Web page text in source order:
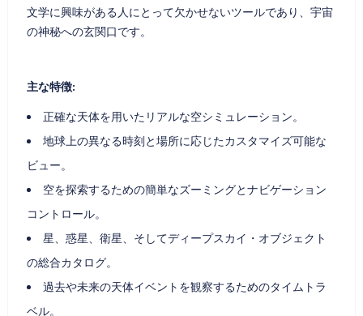
文学に興味がある人にとって欠かせないツールであり、宇宙
の神秘への玄関口です。
主な特徴:
正確な天体を用いたリアルな空シミュレーション。
地球上の異なる時刻と場所に応じたカスタマイズ可能な
ビュー。
空を探索するための簡単なズーミングとナビゲーション
コントロール。
星、惑星、衛星、そしてディープスカイ・オブジェクト
の総合カタログ。
過去や未来の天体イベントを観察するためのタイムトラ
ベル。